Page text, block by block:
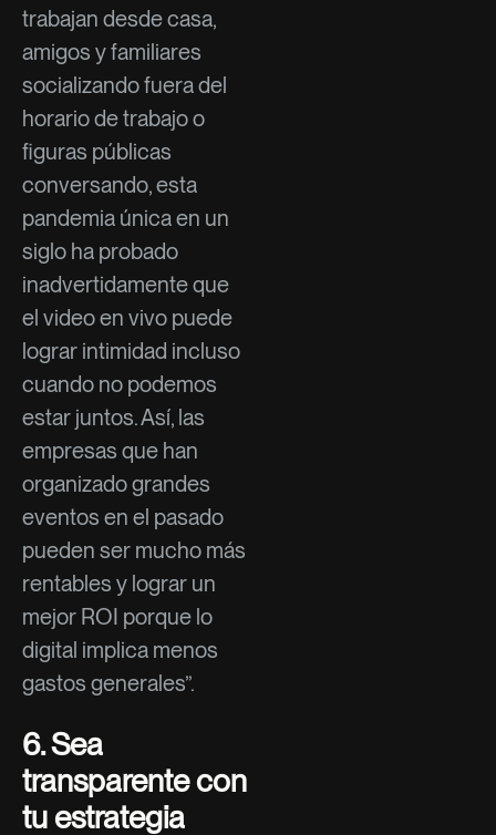
trabajan desde casa,
amigos y familiares
socializando fuera del
horario de trabajo o
figuras públicas
conversando, esta
pandemia única en un
siglo ha probado
inadvertidamente que
el video en vivo puede
lograr intimidad incluso
cuando no podemos
estar juntos. Así, las
empresas que han
organizado grandes
eventos en el pasado
pueden ser mucho más
rentables y lograr un
mejor ROI porque lo
digital implica menos
gastos generales”.
6. Sea
transparente con
tu estrategia